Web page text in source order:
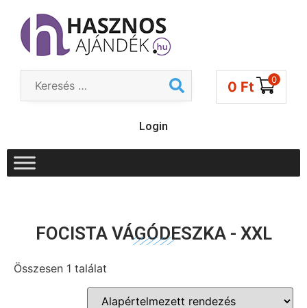
0 Ft 0
Login
FOCISTA VÁGÓDESZKA - XXL
Összesen 1 találat